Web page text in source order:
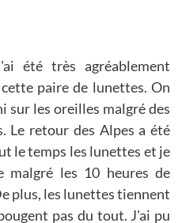
été très agréablement
paire de lunettes. On
sur les oreilles malgré des
Le retour des Alpes a été
le temps les lunettes et je
malgré les 10 heures de
plus, les lunettes tiennent
pas du tout. J'ai pu